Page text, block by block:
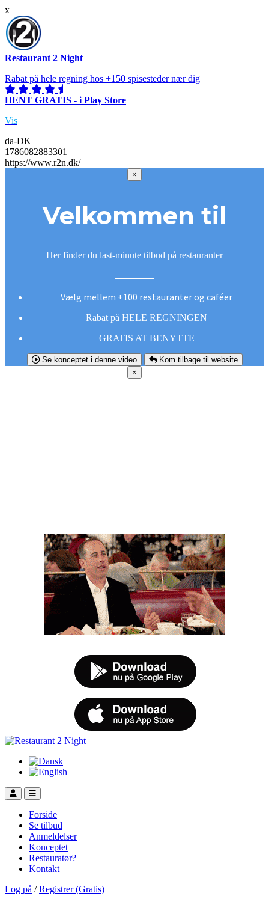
x
Restaurant 2 Night
Rabat på hele regning hos +150 spisesteder nær dig
HENT GRATIS - i Play Store
Vis
da-DK
1786082883301
https://www.r2n.dk/
×
Velkommen til
Her finder du last-minute tilbud på restauranter
Vælg mellem +100 restauranter og caféer
Rabat på HELE REGNINGEN
GRATIS AT BENYTTE
Se konceptet i denne video
Kom tilbage til website
×
Forside
Se tilbud
Anmeldelser
Konceptet
Restauratør?
Kontakt
Log på / Registrer (Gratis)